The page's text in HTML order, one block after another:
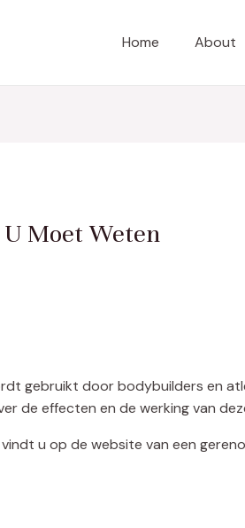
Home About
Moet Weten
gebruikt door bodybuilders en
de effecten en de werking van
vindt u op de website van een